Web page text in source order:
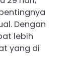
Dengan
lebih
yang di